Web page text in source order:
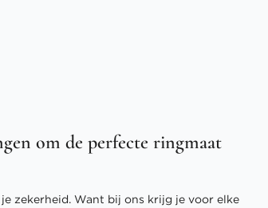
om de perfecte ringmaat
zekerheid. Want bij ons krijg je voor elke